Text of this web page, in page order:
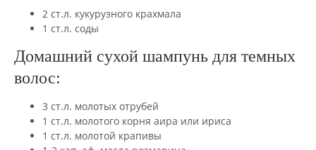
2 ст.л. кукурузного крахмала
1 ст.л. соды
Домашний сухой шампунь для темных
волос:
3 ст.л. молотых отрубей
1 ст.л. молотого корня аира или ириса
1 ст.л. молотой крапивы